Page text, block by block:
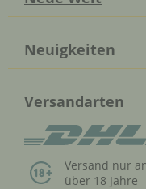
Neuigkeiten
Versandarten
Versand nur
über 18 Jahre